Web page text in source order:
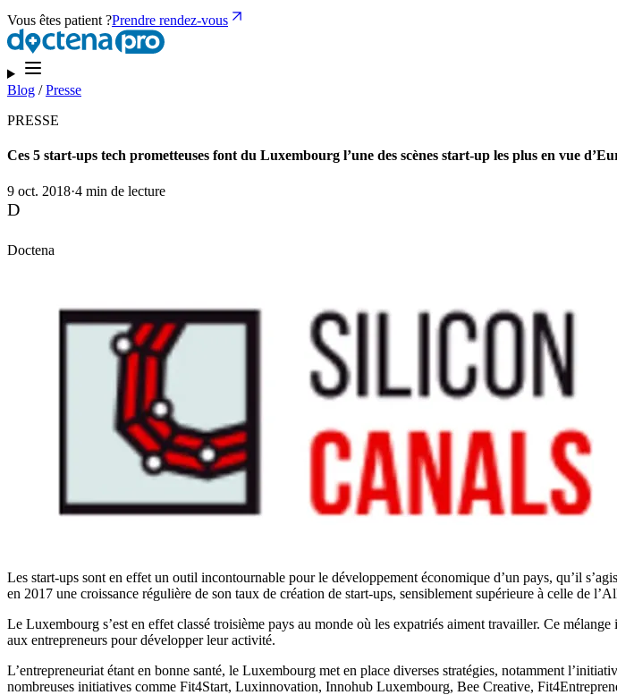
Vous êtes patient ?Prendre rendez-vous
Blog /Presse
PRESSE
Ces 5 start-ups tech prometteuses font du Luxembourg l’une des scènes start-up les plus en vue
9 oct. 2018·4 min de lecture
D
Doctena
Les start-ups sont en effet un outil incontournable pour le développement économique d’un pays, qu’il
en 2017 une croissance régulière de son taux de création de start-ups, sensiblement supérieure à celle de
Le Luxembourg s’est en effet classé troisième pays au monde où les expatriés aiment travailler. Ce
aux entrepreneurs pour développer leur activité.
L’entrepreneuriat étant en bonne santé, le Luxembourg met en place diverses stratégies, notamment
nombreuses initiatives comme Fit4Start, Luxinnovation, Innohub Luxembourg, Bee Creative,